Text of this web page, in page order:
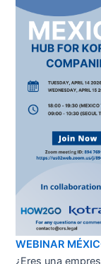
WEBINAR
¿Eres una